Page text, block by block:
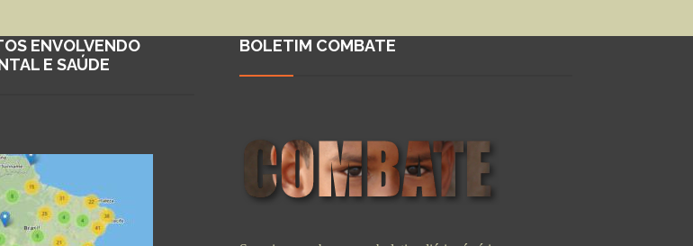
ENVOLVENDO
E SAÚDE
BOLETIM COMBATE